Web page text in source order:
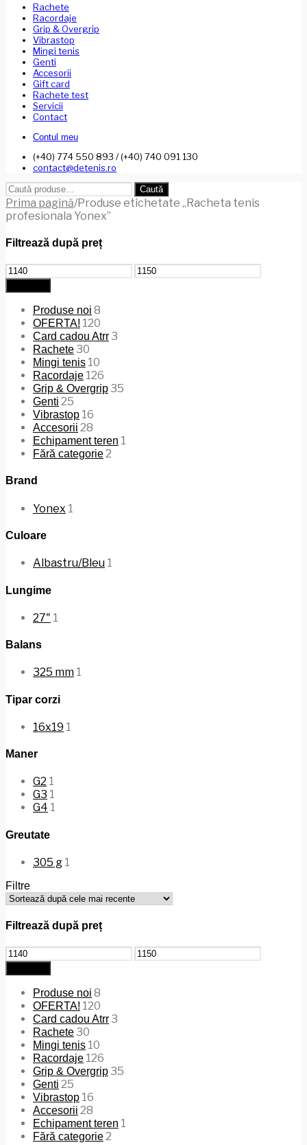
Rachete
Racordaje
Grip & Overgrip
Vibrastop
Mingi tenis
Genti
Accesorii
Gift card
Rachete test
Servicii
Contact
Contul meu
(+40) 774 550 893 / (+40) 740 091 130
contact@detenis.ro
Caută
după:
Caută
Prima pagină/Produse etichetate „Racheta tenis
profesionala Yonex”
Filtrează după preț
Preț
minim
Preț
maxim
Produse noi 8
OFERTA! 120
Card cadou Atrr3
Rachete30
Mingi tenis 10
Racordaje 126
Grip & Overgrip35
Genti 25
Vibrastop 16
Accesorii 28
Echipament teren 1
Fără categorie2
Brand
Yonex 1
Culoare
Albastru/Bleu 1
Lungime
27" 1
Balans
325 mm 1
Tipar corzi
16x19 1
Maner
G2 1
G3 1
G4 1
Greutate
305 g 1
Filtre
Filtrează după preț
Preț
minim
Preț
maxim
Produse noi 8
OFERTA! 120
Card cadou Atrr3
Rachete30
Mingi tenis 10
Racordaje 126
Grip & Overgrip35
Genti 25
Vibrastop 16
Accesorii 28
Echipament teren 1
Fără categorie2